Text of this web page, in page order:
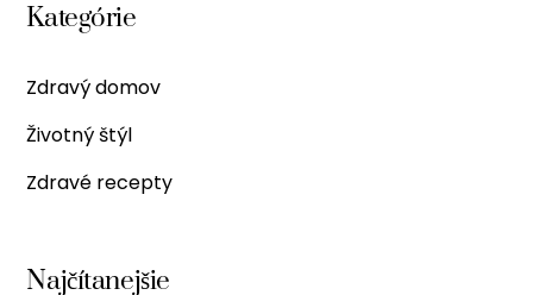
Kategórie
Zdravý domov
Životný štýl
Zdravé recepty
Najčítanejšie